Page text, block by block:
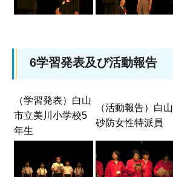
6学習発表及び活動報告
（学習発表）白山
市立美川小学校5
年生
（活動報告）白山
砂防女性特派員